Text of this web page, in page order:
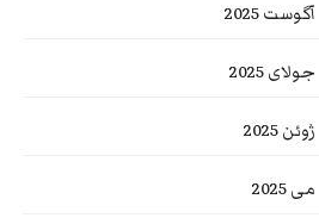
آگوست 2025
جولای 2025
ژوئن 2025
می 2025